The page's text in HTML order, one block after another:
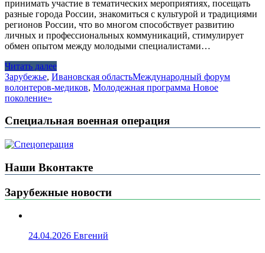
принимать участие в тематических мероприятиях, посещать
разные города России, знакомиться с культурой и традициями
регионов России, что во многом способствует развитию
личных и профессиональных коммуникаций, стимулирует
обмен опытом между молодыми специалистами…
Читать далее
Зарубежье, Ивановская областьМеждународный форум
волонтеров-медиков, Молодежная программа Новое
поколение»
Специальная военная операция
Наши Вконтакте
Зарубежные новости
24.04.2026 Евгений